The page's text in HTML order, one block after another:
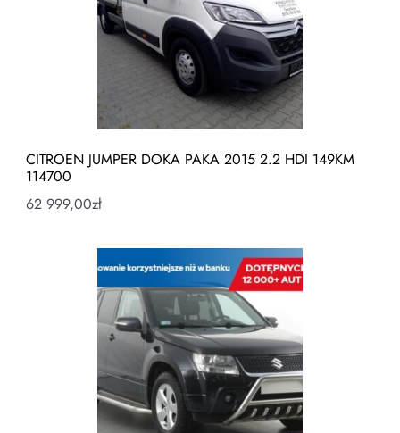
CITROEN JUMPER DOKA PAKA 2015 2.2 HDI 149KM
114700
62 999,00zł